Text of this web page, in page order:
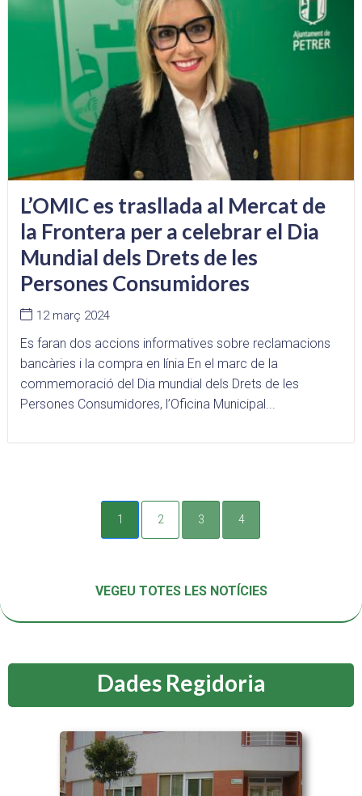
L’OMIC es trasllada al Mercat de
la Frontera per a celebrar el Dia
Mundial dels Drets de les
Persones Consumidores
12 març 2024
Es faran dos accions informatives sobre reclamacions
bancàries i la compra en línia En el marc de la
commemoració del Dia mundial dels Drets de les
Persones Consumidores, l’Oficina Municipal...
1 2 3 4
VEGEU TOTES LES NOTÍCIES
Dades Regidoria